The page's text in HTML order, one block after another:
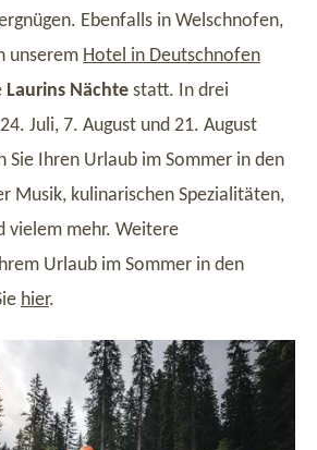
Ebenfalls in Welschnofen,
unserem Hotel in Deutschnofen
Laurins Nächte statt. In drei
Juli, 7. August und 21. August
Sie Ihren Urlaub im Sommer in den
Musik, kulinarischen Spezialitäten,
vielem mehr. Weitere
Urlaub im Sommer in den
hier.